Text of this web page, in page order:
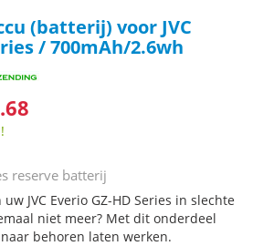
(batterij) voor JVC
/ 700mAh/2.6wh
reserve batterij
JVC Everio GZ-HD Series in slechte
niet meer? Met dit onderdeel
behoren laten werken.